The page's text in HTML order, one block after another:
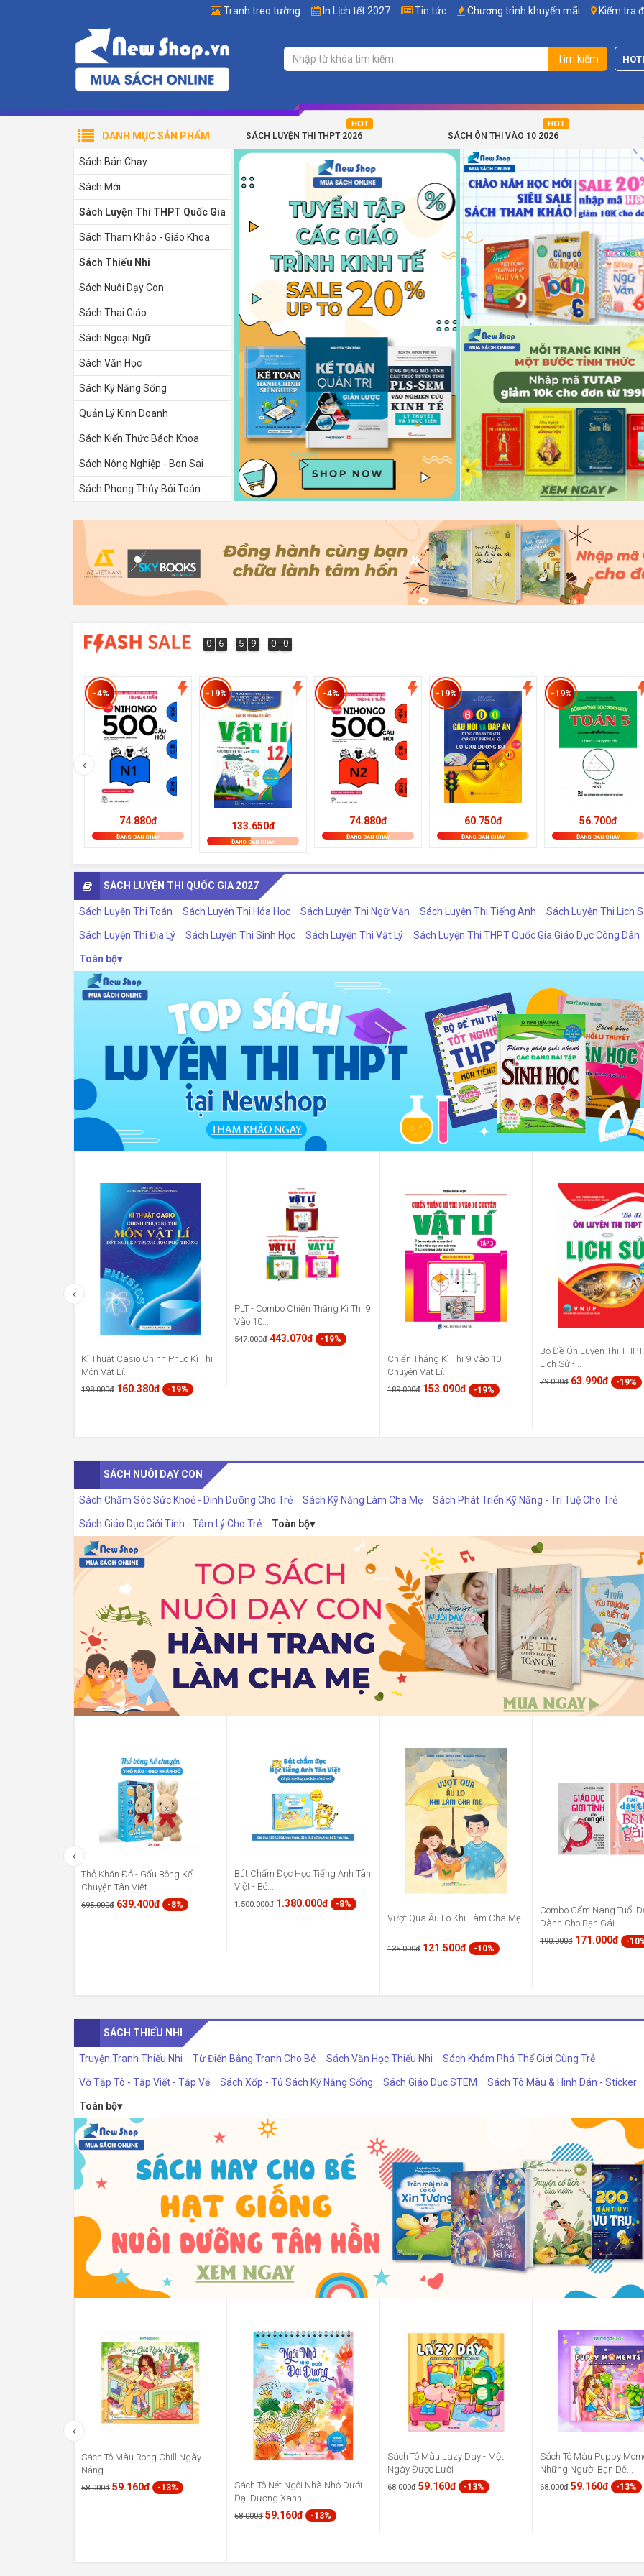
Tranh treo tường In Lịch tết 2027 Tin tức Chương trình khuyến mãi Kiểm tra
Tìm kiếm
SÁCH LUYỆN THI THPT 2026 SÁCH ÔN THI VÀO 10 2026
DANH MỤC SẢN PHẨM
Sách Bán Chạy
Sách Mới
Sách Luyện Thi THPT Quốc Gia
Sách Tham Khảo - Giáo Khoa
Sách Thiếu Nhi
Sách Nuôi Dạy Con
Sách Thai Giáo
Sách Ngoại Ngữ
Sách Văn Học
Sách Kỹ Năng Sống
Quản Lý Kinh Doanh
Sách Kiến Thức Bách Khoa
Sách Nông Nghiệp - Bon Sai
Sách Phong Thủy Bói Toán
0
0 6
6 5
5 8
9
8 5
0
5 8
9
8
0
9
-4%
74.880đ
ĐANG BÁN CHẠY
-19%
133.650đ
ĐANG BÁN CHẠY
-4%
74.880đ
ĐANG BÁN CHẠY
-19%
60.750đ
ĐANG BÁN CHẠY
-19%
56.700đ
ĐANG BÁN CHẠY
SÁCH LUYỆN THI QUỐC GIA 2027
Sách Luyện Thi Toán Sách Luyện Thi Hóa Học Sách Luyện Thi Ngữ Văn Sách Luyện Thi Tiếng Anh Sách Luyện Thi Lịch
Sách Luyện Thi Địa Lý Sách Luyện Thi Sinh Học Sách Luyện Thi Vật Lý Sách Luyện Thi THPT Quốc Gia Giáo Dục Công Dân
Toàn bộ
Kĩ Thuật Casio Chinh Phục Kì Thi
Môn Vật Lí...
198.000đ 160.380đ -19%
PLT - Combo Chiến Thắng Kì Thi 9
Vào 10...
547.000đ 443.070đ -19%
Chiến Thắng Kì Thi 9 Vào 10
Chuyên Vật Lí...
189.000đ 153.090đ -19%
Bộ Đề Ôn Luyện Thi
Lịch Sử -...
79.000đ 63.990đ -19%
SÁCH NUÔI DẠY CON
Sách Chăm Sóc Sức Khoẻ - Dinh Dưỡng Cho Trẻ Sách Kỹ Năng Làm Cha Mẹ Sách Phát Triển Kỹ Năng - Trí Tuệ Cho Trẻ
Sách Giáo Dục Giới Tính - Tâm Lý Cho Trẻ Toàn bộ
Thỏ Khăn Đỏ - Gấu Bông Kể
Chuyện Tân Việt...
695.000đ 639.400đ -8%
Bút Chấm Đọc Học Tiếng Anh Tân
Việt - Bé...
1.500.000đ 1.380.000đ -8%
Vượt Qua Âu Lo Khi Làm Cha Mẹ
135.000đ 121.500đ -10%
Combo Cẩm Nang Tuổi
Dành Cho Bạn Gái...
190.000đ 171.000đ -
SÁCH THIẾU NHI
Truyện Tranh Thiếu Nhi Từ Điển Bằng Tranh Cho Bé Sách Văn Học Thiếu Nhi Sách Khám Phá Thế Giới Cùng Trẻ
Vỡ Tập Tô - Tập Viết - Tập Vẽ Sách Xốp - Tủ Sách Kỹ Năng Sống Sách Giáo Dục STEM Sách Tô Màu & Hình Dán - Sticker
Toàn bộ
Sách Tô Màu Rong Chill Ngày
Nắng
68.000đ 59.160đ -13%
Sách Tô Nét Ngôi Nhà Nhỏ Dưới
Đại Dương Xanh
68.000đ 59.160đ -13%
Sách Tô Màu Lazy Day - Một
Ngày Được Lười
68.000đ 59.160đ -13%
Sách Tô Màu Puppy
Những Người Bạn Dễ...
68.000đ 59.160đ -13%